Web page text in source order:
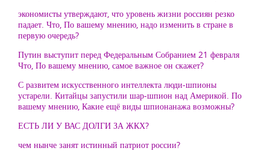
экономисты утверждают, что уровень жизни россиян резко
падает. Что, По вашему мнению, надо изменить в стране в
первую очередь?
Путин выступит перед Федеральным Собранием 21 февраля
Что, По вашему мнению, самое важное он скажет?
С развитем искусственного интеллекта люди-шпионы
устарели. Китайцы запустили шар-шпион над Америкой. По
вашему мнению, Какие ещё виды шпионанажа возможны?
ЕСТЬ ЛИ У ВАС ДОЛГИ ЗА ЖКХ?
чем нынче занят истинный патриот россии?